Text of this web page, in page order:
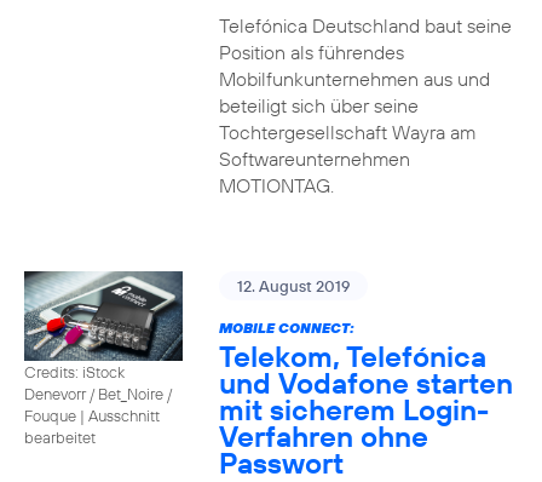
Telefónica Deutschland baut seine
Position als führendes
Mobilfunkunternehmen aus und
beteiligt sich über seine
Tochtergesellschaft Wayra am
Softwareunternehmen
MOTIONTAG.
Credits: iStock
Denevorr / Bet_Noire /
Fouque | Ausschnitt
bearbeitet
12. August 2019
MOBILE CONNECT:
Telekom, Telefónica
und Vodafone starten
mit sicherem Login-
Verfahren ohne
Passwort